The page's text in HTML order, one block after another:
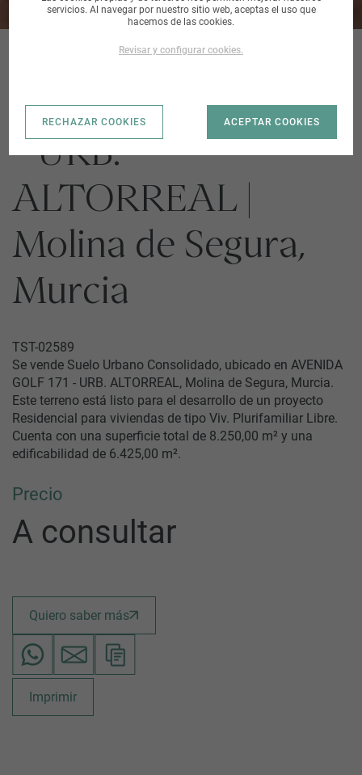
AVENIDA GOLF 171
- URB.
ALTORREAL |
Molina de Segura,
Murcia
TST-02589
Se vende Suelo Urbano Consolidado, ubicado en AVENIDA
GOLF 171 - URB. ALTORREAL, Molina de Segura, Murcia.
Este terreno está listo para el desarrollo de un proyecto
Residencial para viviendas de tipo Viv. Plurifamiliar Libre.
Cuenta con una superficie total de 8.250,00 m² y una
edificabilidad de 6.425,00 m².
Precio
A consultar
Quiero saber más
Imprimir
servicios. Al navegar por nuestro sitio web, aceptas el uso que
hacemos de las cookies.
Revisar y configurar cookies.
RECHAZAR COOKIES ACEPTAR COOKIES